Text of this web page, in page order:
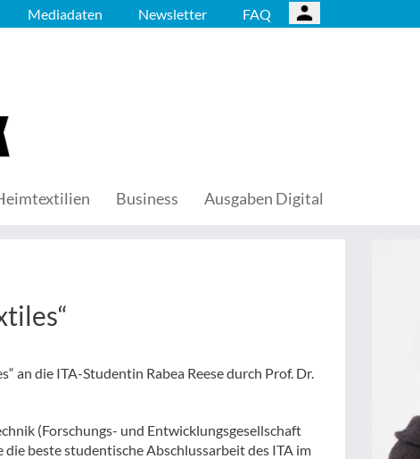
Mediadaten Newsletter FAQ
Business Ausgaben Digital
an die ITA-Studentin Rabea Reese durch Prof. Dr.
(Forschungs- und Entwicklungsgesellschaft
beste studentische Abschlussarbeit des ITA im